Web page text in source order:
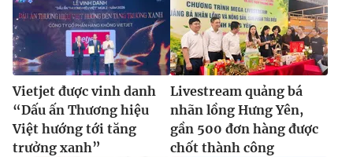
Vietjet được vinh danh
“Dấu ấn Thương hiệu
Việt hướng tới tăng
trưởng xanh”
Livestream quảng bá
nhãn lồng Hưng Yên,
gần 500 đơn hàng được
chốt thành công